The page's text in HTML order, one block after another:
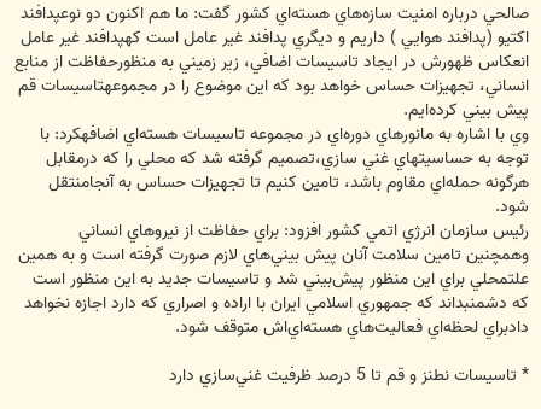
صالحي درباره امنيت سازه‌هاي هسته‌اي كشور گفت: ما هم اكنون دو نوعپدافند
اكتيو (پدافند هوايي ) داريم و ديگري پدافند غير عامل است كهپدافند غير عامل
انعكاس ظهورش در ايجاد تاسيسات اضافي، زير زميني به منظورحفاظت از منابع
انساني، تجهيزات حساس خواهد بود كه اين موضوع را در مجموعهتاسيسات قم
پيش بيني كرده‌ايم.
وي با اشاره به مانورهاي دوره‌اي در مجموعه تاسيسات هسته‌اي اضافهكرد: با
توجه به حساسيتهاي غني سازي،تصميم گرفته شد كه محلي را كه درمقابل
هرگونه حمله‌اي مقاوم باشد، تامين كنيم تا تجهيزات حساس به آنجامنتقل
شود.
رئيس سازمان انرژي اتمي كشور افزود: براي حفاظت از نيروهاي انساني
وهمچنين تامين سلامت آنان پيش بيني‌هاي لازم صورت گرفته است و به همين
علتمحلي براي اين منظور پيش‌بيني شد و تاسيسات جديد به اين منظور است
كه دشمنبداند كه جمهوري اسلامي ايران با اراده و اصراري كه دارد اجازه نخواهد
دادبراي لحظه‌اي فعاليت‌هاي هسته‌اي‌اش متوقف شود.
* تاسيسات نطنز و قم تا 5 درصد ظرفيت غني‌سازي دارد